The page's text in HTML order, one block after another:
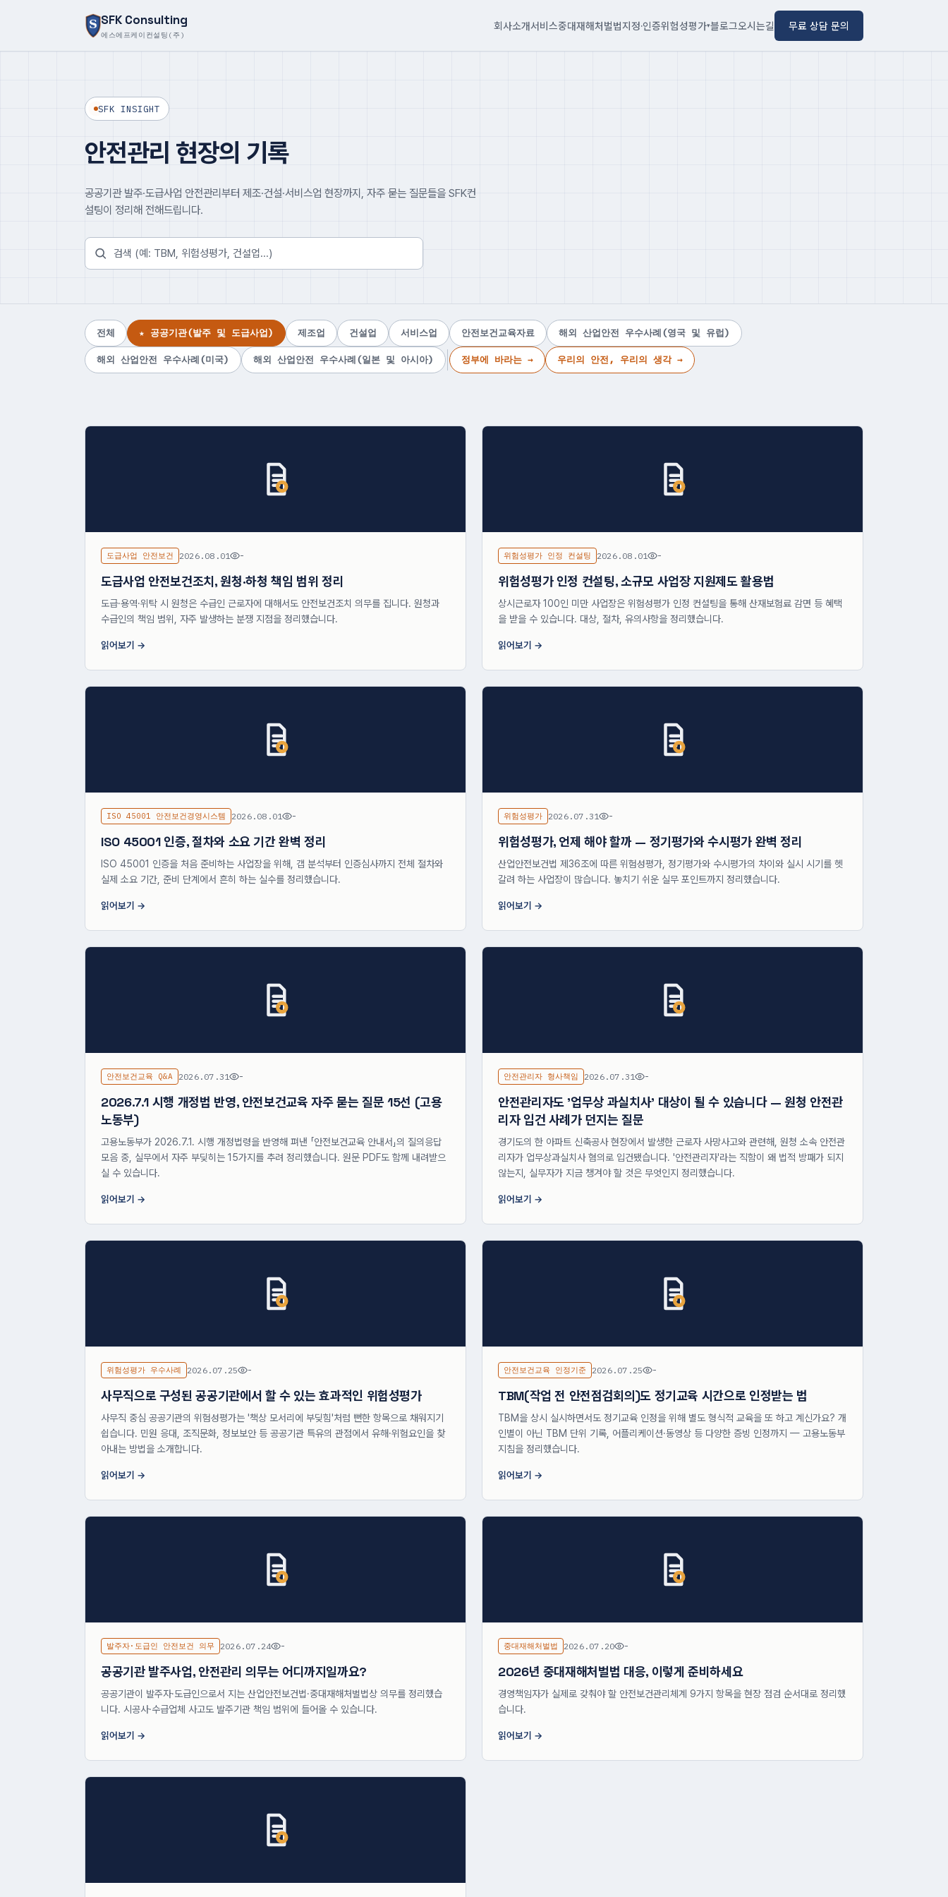
SFK Consulting
에스에프케이컨설팅(주)
회사소개서비스중대재해처벌법지정·인증위험성평가 블로그오시는길 무료 상담 문의
SFK INSIGHT
안전관리 현장의 기록
공공기관 발주·도급사업 안전관리부터 제조·건설·서비스업 현장까지, 자주 묻는 질문들을 SFK컨
설팅이 정리해 전해드립니다.
전체 ★ 공공기관(발주 및 도급사업) 제조업 건설업 서비스업 안전보건교육자료 해외 산업안전 우수사례(영국 및 유럽)
해외 산업안전 우수사례(미국) 해외 산업안전 우수사례(일본 및 아시아) 정부에 바라는 → 우리의 안전, 우리의 생각 →
도급사업 안전보건 2026.08.01 -
도급사업 안전보건조치, 원청·하청 책임 범위 정리
도급·용역·위탁 시 원청은 수급인 근로자에 대해서도 안전보건조치 의무를 집니다. 원청과
수급인의 책임 범위, 자주 발생하는 분쟁 지점을 정리했습니다.
읽어보기
위험성평가 인정 컨설팅 2026.08.01 -
위험성평가 인정 컨설팅, 소규모 사업장 지원제도 활용법
상시근로자 100인 미만 사업장은 위험성평가 인정 컨설팅을 통해 산재보험료 감면 등 혜택
을 받을 수 있습니다. 대상, 절차, 유의사항을 정리했습니다.
읽어보기
ISO 45001 안전보건경영시스템 2026.08.01 -
ISO 45001 인증, 절차와 소요 기간 완벽 정리
ISO 45001 인증을 처음 준비하는 사업장을 위해, 갭 분석부터 인증심사까지 전체 절차와
실제 소요 기간, 준비 단계에서 흔히 하는 실수를 정리했습니다.
읽어보기
위험성평가 2026.07.31 -
위험성평가, 언제 해야 할까 — 정기평가와 수시평가 완벽 정리
산업안전보건법 제36조에 따른 위험성평가, 정기평가와 수시평가의 차이와 실시 시기를 헷
갈려 하는 사업장이 많습니다. 놓치기 쉬운 실무 포인트까지 정리했습니다.
읽어보기
안전보건교육 Q&A 2026.07.31 -
2026.7.1 시행 개정법 반영, 안전보건교육 자주 묻는 질문 15선 (고용
노동부)
고용노동부가 2026.7.1. 시행 개정법령을 반영해 펴낸 「안전보건교육 안내서」의 질의응답
모음 중, 실무에서 자주 부딪히는 15가지를 추려 정리했습니다. 원문 PDF도 함께 내려받으
실 수 있습니다.
읽어보기
안전관리자 형사책임 2026.07.31 -
안전관리자도 '업무상 과실치사' 대상이 될 수 있습니다 — 원청 안전관
리자 입건 사례가 던지는 질문
경기도의 한 아파트 신축공사 현장에서 발생한 근로자 사망사고와 관련해, 원청 소속 안전관
리자가 업무상과실치사 혐의로 입건됐습니다. '안전관리자'라는 직함이 왜 법적 방패가 되지
않는지, 실무자가 지금 챙겨야 할 것은 무엇인지 정리했습니다.
읽어보기
위험성평가 우수사례 2026.07.25 -
사무직으로 구성된 공공기관에서 할 수 있는 효과적인 위험성평가
사무직 중심 공공기관의 위험성평가는 '책상 모서리에 부딪힘'처럼 뻔한 항목으로 채워지기
쉽습니다. 민원 응대, 조직문화, 정보보안 등 공공기관 특유의 관점에서 유해·위험요인을 찾
아내는 방법을 소개합니다.
읽어보기
안전보건교육 인정기준 2026.07.25 -
TBM(작업 전 안전점검회의)도 정기교육 시간으로 인정받는 법
TBM을 상시 실시하면서도 정기교육 인정을 위해 별도 형식적 교육을 또 하고 계신가요? 개
인별이 아닌 TBM 단위 기록, 어플리케이션·동영상 등 다양한 증빙 인정까지 — 고용노동부
지침을 정리했습니다.
읽어보기
발주자·도급인 안전보건 의무 2026.07.24 -
공공기관 발주사업, 안전관리 의무는 어디까지일까요?
공공기관이 발주자·도급인으로서 지는 산업안전보건법·중대재해처벌법상 의무를 정리했습
니다. 시공사·수급업체 사고도 발주기관 책임 범위에 들어올 수 있습니다.
읽어보기
중대재해처벌법 2026.07.20 -
2026년 중대재해처벌법 대응, 이렇게 준비하세요
경영책임자가 실제로 갖춰야 할 안전보건관리체계 9가지 항목을 현장 점검 순서대로 정리했
습니다.
읽어보기